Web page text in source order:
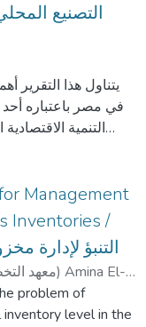
التصنيع
يتناول هذا التقرير
في مصر باعتباره أحد
التنمية
الواردات. ويؤكد أن
أساسية لزيادة
المصرية، وخلق
الميزان التجاري،
ويشير التقرير إلى
المحلي يتطلب
Management
Inventories /
التنبؤ لإدارة
معهد) Amina El-
problem of
level in the